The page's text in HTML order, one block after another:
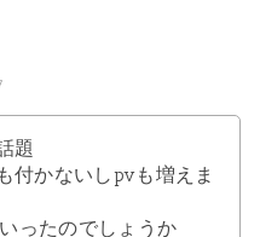
題
付かないしpvも増えま
ったのでしょうか